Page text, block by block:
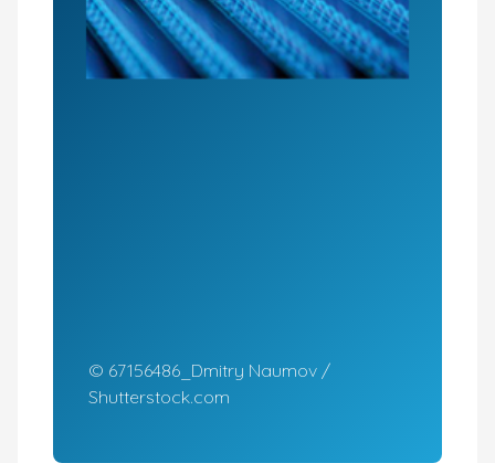
© 67156486_Dmitry Naumov /
Shutterstock.com